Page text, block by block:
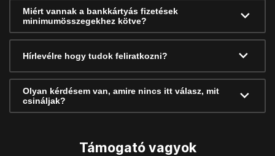
Miért vannak a bankkártyás fizetések
minimumösszegekhez kötve?
Hírlevélre hogy tudok feliratkozni?
Olyan kérdésem van, amire nincs itt válasz, mit
csináljak?
Támogató vagyok